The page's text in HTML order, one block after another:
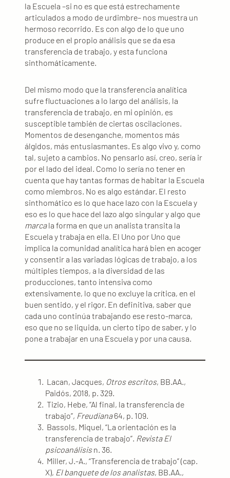
la Escuela –si no es que está estrechamente
articulados a modo de urdimbre– nos muestra un
hermoso recorrido. Es con algo de lo que uno
produce en el propio análisis que se da esa
transferencia de trabajo, y esta funciona
sinthomáticamente.
Del mismo modo que la transferencia analítica
sufre fluctuaciones a lo largo del análisis, la
transferencia de trabajo, en mi opinión, es
susceptible también de ciertas oscilaciones.
Momentos de desenganche, momentos más
álgidos, más entusiasmantes. Es algo vivo y, como
tal, sujeto a cambios. No pensarlo así, creo, sería ir
por el lado del ideal. Como lo sería no tener en
cuenta que hay tantas formas de habitar la Escuela
como miembros. No es algo estándar. El resto
sinthomático es lo que hace lazo con la Escuela y
eso es lo que hace del lazo algo singular y algo que
marcala forma en que un analista transita la
Escuela y trabaja en ella. El Uno por Uno que
implica la comunidad analítica hará bien en acoger
y consentir a las variadas lógicas de trabajo, a los
múltiples tiempos, a la diversidad de las
producciones, tanto intensiva como
extensivamente, lo que no excluye la crítica, en el
buen sentido, y el rigor. En definitiva, saber que
cada uno continúa trabajando ese resto-marca,
eso que no se liquida, un cierto tipo de saber, y lo
pone a trabajar en una Escuela y por una causa.
Lacan, Jacques, Otros escritos, BB.AA.,
Paidós, 2018, p. 329.
Tizio, Hebe, “Al final, la transferencia de
trabajo”, Freudiana64, p. 109.
Bassols, Miquel, “La orientación es la
transferencia de trabajo”. Revista El
psicoanálisisn. 36.
Miller, J.-A., “Transferencia de trabajo” (cap.
X), El banquete de los analistas, BB.AA.,